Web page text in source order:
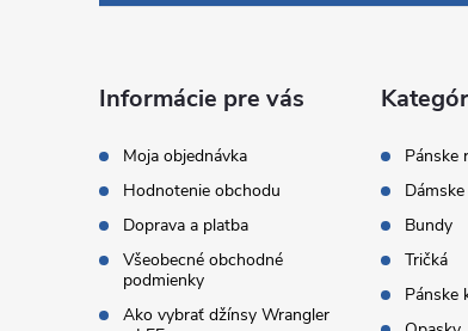
Informácie pre vás
Moja objednávka
Hodnotenie obchodu
Doprava a platba
Všeobecné obchodné
podmienky
Ako vybrať džínsy Wrangler
Pánske
Bundy
Tričká
Pánske